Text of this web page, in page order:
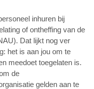
inhuren bij
of ontheffing van de
Dat lijkt nog ver
het is aan jou om te
meedoet toegelaten is.
de
gelden aan te